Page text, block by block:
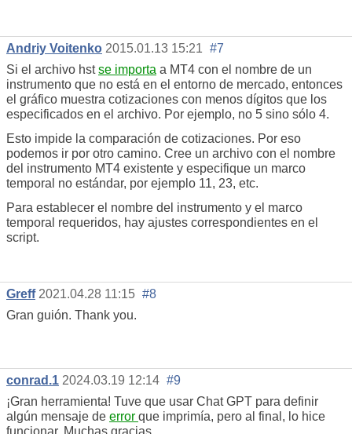
Andriy Voitenko 2015.01.13 15:21 #7
Si el archivo hstse importa a MT4 con el nombre de un
instrumento que no está en el entorno de mercado, entonces
el gráfico muestra cotizaciones con menos dígitos que los
especificados en el archivo. Por ejemplo, no 5 sino sólo 4.
Esto impide la comparación de cotizaciones. Por eso
podemos ir por otro camino. Cree un archivo con el nombre
del instrumento MT4 existente y especifique un marco
temporal no estándar, por ejemplo 11, 23, etc.
Para establecer el nombre del instrumento y el marco
temporal requeridos, hay ajustes correspondientes en el
script.
Greff 2021.04.28 11:15 #8
Gran guión. Thank you.
conrad.1 2024.03.19 12:14 #9
¡Gran herramienta! Tuve que usar Chat GPT para definir
algún mensaje de error que imprimía, pero al final, lo hice
funcionar. Muchas gracias.